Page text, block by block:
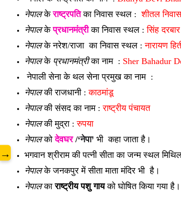
नेपालकेराष्ट्रपतिका निवास स्थल :शीतल निवास
नेपालकेप्रधानमंत्रीका निवास स्थल :सिंह दरबार
नेपालके नरेश/राजा का निवास स्थल :नारायण
नेपालके प्रधानमंत्रीका नाम : Sher Bahadur
नेपाली सेना के थल सेना प्रमुख का नाम :
नेपालकी राजधानी :काठमांडू
नेपालकी संसद का नाम :राष्ट्रीय पंचायत
नेपालकी मुद्रा :रुपया
नेपालकोदेवघर/‘नेपा’ भी कहा जाता है।
भगवान श्रीराम की पत्नी सीता का जन्म स्थल
नेपालके जनकपुर में सीता माता मंदिर भी है।
नेपालकाराष्ट्रीय पशु गायको घोषित किया गया है।
→